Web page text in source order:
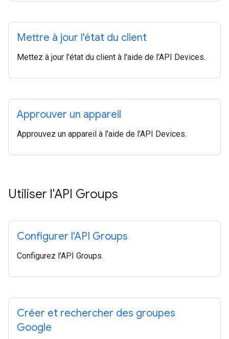
Mettre à jour l'état du client
Mettez à jour l'état du client à l'aide de l'API Devices.
Approuver un appareil
Approuvez un appareil à l'aide de l'API Devices.
Utiliser l'API Groups
Configurer l'API Groups
Configurez l'API Groups.
Créer et rechercher des groupes
Google